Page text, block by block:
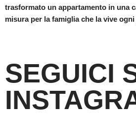
trasformato un appartamento in una
misura per la famiglia che la vive
SEGUICI